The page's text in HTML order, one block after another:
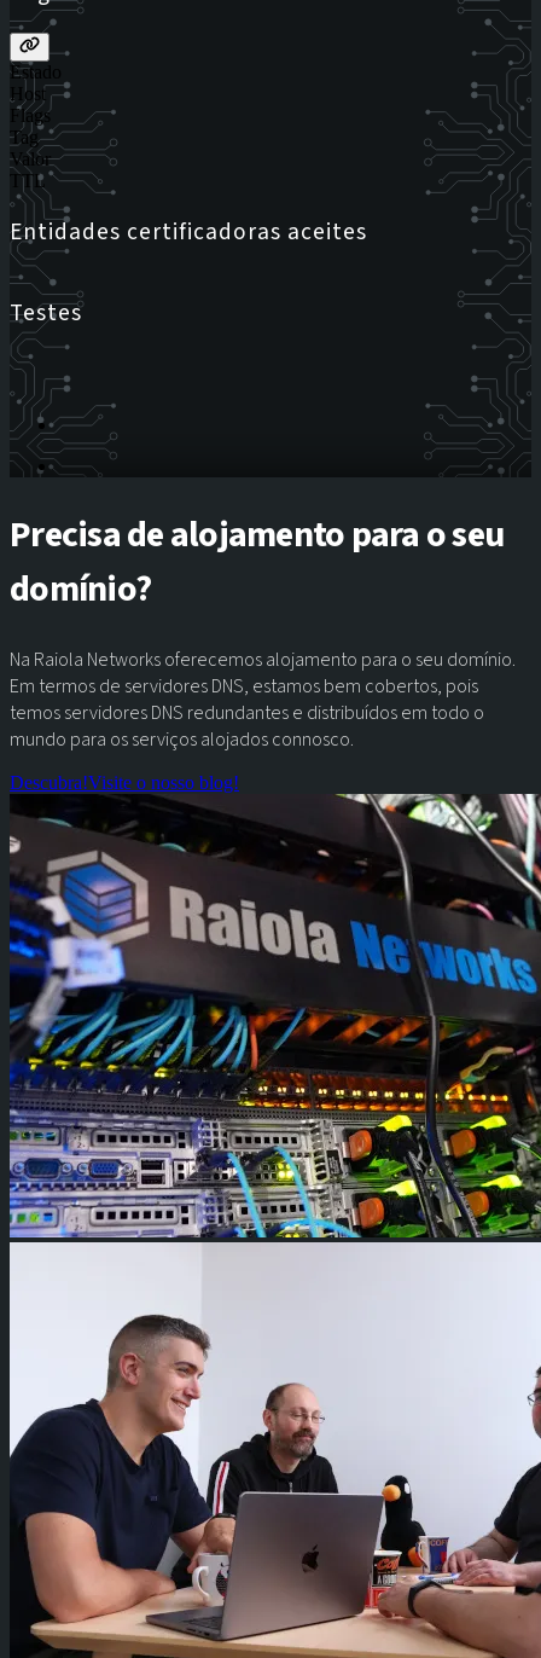
Estado
Host
Flags
Tag
Valor
TTL
Entidades certificadoras aceites
Testes
Precisa de alojamento para o seu
domínio?
Na Raiola Networks oferecemos alojamento para o seu domínio.
Em termos de servidores DNS, estamos bem cobertos, pois
temos servidores DNS redundantes e distribuídos em todo o
mundo para os serviços alojados connosco.
Descubra!Visite o nosso blog!